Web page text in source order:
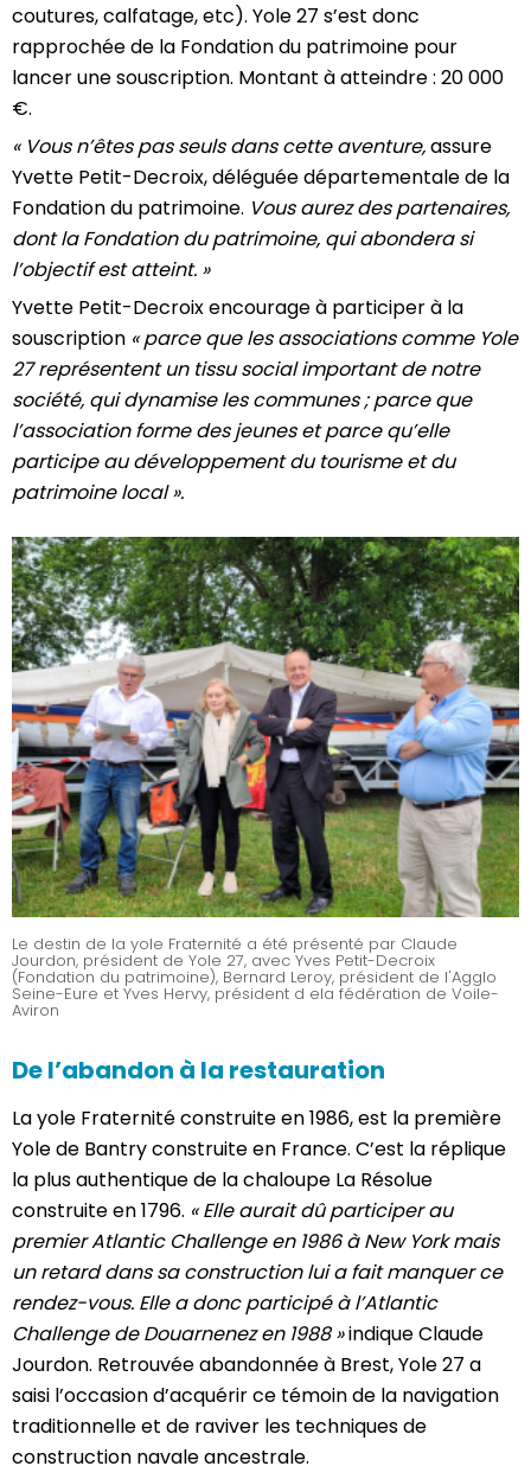
coutures, calfatage, etc). Yole 27 s’est donc
rapprochée de la Fondation du patrimoine pour
lancer une souscription. Montant à atteindre : 20 000
€.
« Vous n’êtes pas seuls dans cette aventure,assure
Yvette Petit-Decroix, déléguée départementale de la
Fondation du patrimoine. Vous aurez des partenaires,
dont la Fondation du patrimoine, qui abondera si
l’objectif est atteint. »
Yvette Petit-Decroix encourage à participer à la
souscription « parce que les associations comme Yole
27 représentent un tissu social important de notre
société, qui dynamise les communes ; parce que
l’association forme des jeunes et parce qu’elle
participe au développement du tourisme et du
patrimoine local ».
Le destin de la yole Fraternité a été présenté par Claude
Jourdon, président de Yole 27, avec Yves Petit-Decroix
(Fondation du patrimoine), Bernard Leroy, président de l'Agglo
Seine-Eure et Yves Hervy, président d ela fédération de Voile-
Aviron
De l’abandon à la restauration
La yole Fraternité construite en 1986, est la première
Yole de Bantry construite en France. C’est la réplique
la plus authentique de la chaloupe La Résolue
construite en 1796. « Elle aurait dû participer au
premier Atlantic Challenge en 1986 à New York mais
un retard dans sa construction lui a fait manquer ce
rendez-vous. Elle a donc participé à l’Atlantic
Challenge de Douarnenez en 1988 »indique Claude
Jourdon. Retrouvée abandonnée à Brest, Yole 27 a
saisi l’occasion d’acquérir ce témoin de la navigation
traditionnelle et de raviver les techniques de
construction navale ancestrale.